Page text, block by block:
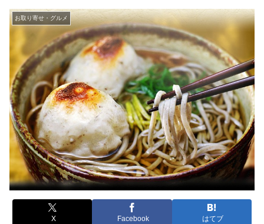
お取り寄せ・グルメ
X Facebook はてブ